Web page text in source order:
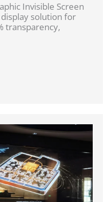
Invisible Screen
solution for
transparency,